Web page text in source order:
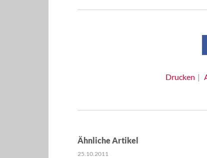
Drucken
Ähnliche Artikel
25.10.2011